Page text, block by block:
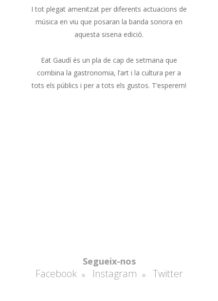
I tot plegat amenitzat per diferents actuacions de
música en viu que posaran la banda sonora en
aquesta sisena edició.
Eat Gaudí és un pla de cap de setmana que
combina la gastronomia, l’art i la cultura per a
tots els públics i per a tots els gustos. T’esperem!
Segueix-nos
Facebook Instagram Twitter